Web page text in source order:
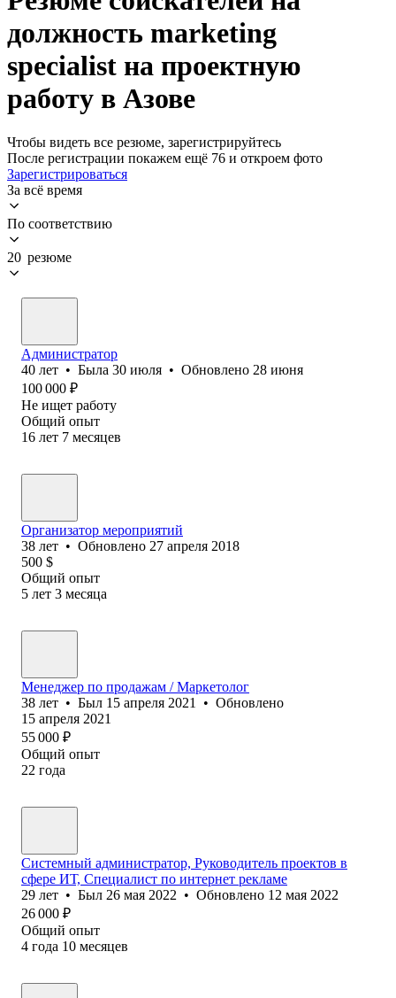
должность marketing
specialist на проектную
работу в Азове
Чтобы видеть все резюме, зарегистрируйтесь
После регистрации покажем ещё 76 и откроем фото
Зарегистрироваться
За всё время
По соответствию
20 резюме
Администратор
40 лет • Была 30 июля • Обновлено 28 июня
100 000 ₽
Не ищет работу
Общий опыт
16 лет 7 месяцев
Организатор мероприятий
38 лет • Обновлено 27 апреля 2018
500 $
Общий опыт
5 лет 3 месяца
Менеджер по продажам / Маркетолог
38 лет • Был 15 апреля 2021 • Обновлено
15 апреля 2021
55 000 ₽
Общий опыт
22 года
Системный администратор, Руководитель проектов в
сфере ИТ, Специалист по интернет рекламе
29 лет • Был 26 мая 2022 • Обновлено 12 мая 2022
26 000 ₽
Общий опыт
4 года 10 месяцев